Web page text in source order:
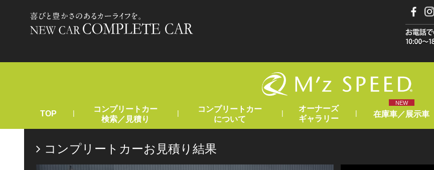
TOP |
コンプリートカー
検索／見積り
|
コンプリートカー
について
|
オーナーズ
ギャラリー
|
NEW
在庫車／展示車
コンプリートカーお見積り結果